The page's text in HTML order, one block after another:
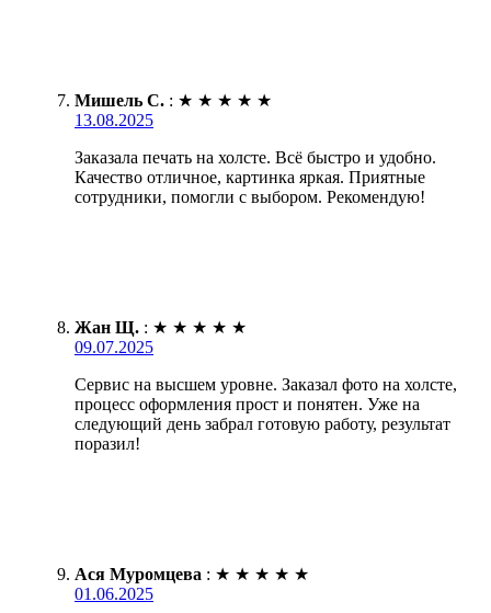
Мишель С. : ★ ★ ★ ★ ★
13.08.2025
Заказала печать на холсте. Всё быстро и удобно.
Качество отличное, картинка яркая. Приятные
сотрудники, помогли с выбором. Рекомендую!
Жан Щ. : ★ ★ ★ ★ ★
09.07.2025
Сервис на высшем уровне. Заказал фото на холсте,
процесс оформления прост и понятен. Уже на
следующий день забрал готовую работу, результат
поразил!
Ася Муромцева : ★ ★ ★ ★ ★
01.06.2025